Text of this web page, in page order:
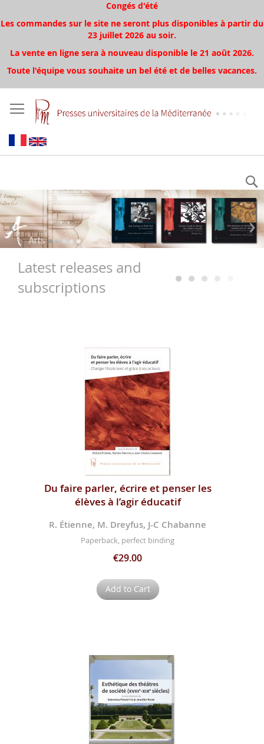
Congés d'été
Les commandes sur le site ne seront plus disponibles à partir du
23 juillet 2026 au soir.
La vente en ligne sera à nouveau disponible le 21 août 2026.
Toute l'équipe vous souhaite un bel été et de belles vacances.
‹ ›
Latest releases and
subscriptions
Du faire parler, écrire et penser les
élèves à l’agir éducatif
R. Étienne, M. Dreyfus, J-C Chabanne
Paperback, perfect binding
€29.00
Add to Cart